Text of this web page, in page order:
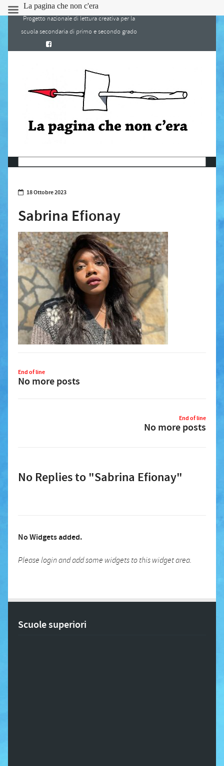
Progetto nazionale di lettura creativa per la
scuola secondaria di primo e secondo grado
18 Ottobre 2023
Sabrina Efionay
End of line
No more posts
End of line
No more posts
No Replies to "Sabrina Efionay"
No Widgets added.
Please login and add some widgets to this widget area.
Scuole superiori
La pagina che non c'era